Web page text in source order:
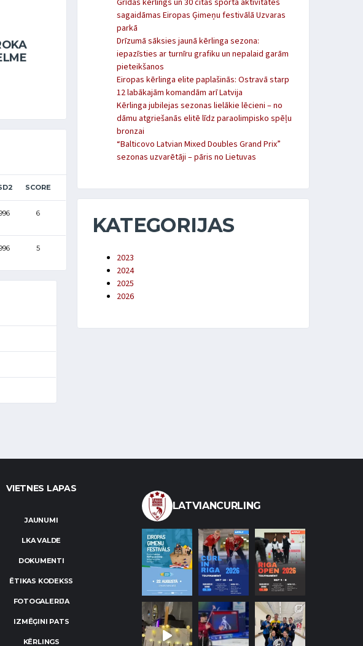
SCORE
6
5
Grīdas kērlings un 30 citas sporta aktivitātes
sagaidāmas Eiropas Ģimeņu festivālā Uzvaras
parkā
Drīzumā sāksies jaunā kērlinga sezona:
iepazīsties ar turnīru grafiku un nepalaid garām
pieteikšanos
Eiropas kērlinga elite paplašinās: Ostravā starp
12 labākajām komandām arī Latvija
Kērlinga jubilejas sezonas lielākie lēcieni – no
dāmu atgriešanās elitē līdz paraolimpisko spēļu
bronzai
“Balticovo Latvian Mixed Doubles Grand Prix”
sezonas uzvarētāji – pāris no Lietuvas
KATEGORIJAS
2023
2024
2025
2026
VIETNES LAPAS
JAUNUMI
LKA VALDE
DOKUMENTI
ĒTIKAS KODEKSS
FOTOGALERIJA
IZMĒĢINI PATS
KĒRLINGS
LATVIANCURLING